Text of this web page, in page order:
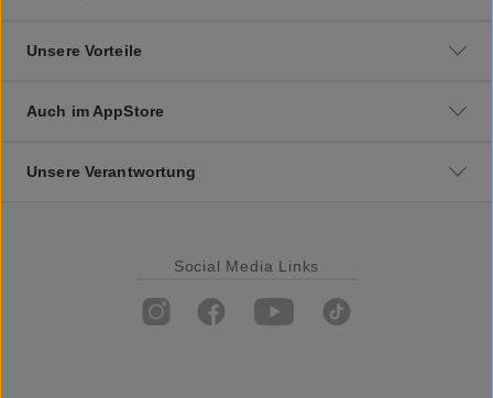
Unsere Vorteile
Auch im AppStore
Unsere Verantwortung
Social Media Links